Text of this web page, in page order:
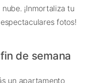
¡Inmortaliza tu
fotos!
de semana
un apartamento